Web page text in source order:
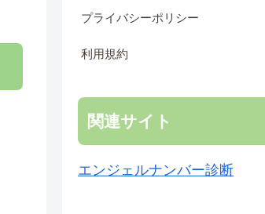
プライバシーポリシー
利用規約
関連サイト
エンジェルナンバー診断